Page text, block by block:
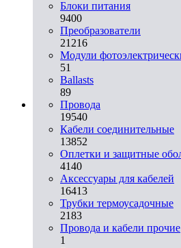
Блоки питания
9400
Преобразователи
21216
Модули
51
Ballasts
89
Провода
19540
Кабели соединительные
13852
Оплетки и защитные
4140
Аксессуары для кабелей
16413
Трубки термоусадочные
2183
Провода и кабели прочие
1